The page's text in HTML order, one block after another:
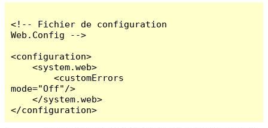
<!-- Fichier de configuration
Web.Config -->
<configuration>
    <system.web>
        <customErrors
mode="Off"/>
    </system.web>
</configuration>